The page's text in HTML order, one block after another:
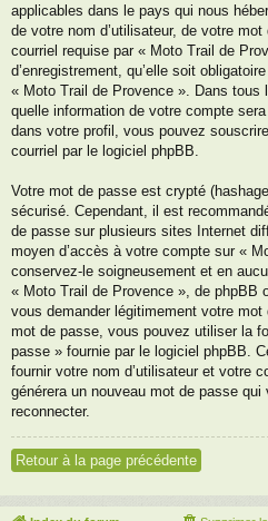
applicables dans le pays qui nous
de votre nom d’utilisateur, de votre
courriel requise par « Moto Trail de
d’enregistrement, qu’elle soit
« Moto Trail de Provence ». Dans
quelle information de votre compte
dans votre profil, vous pouvez
courriel par le logiciel phpBB.
Votre mot de passe est crypté
sécurisé. Cependant, il est
de passe sur plusieurs sites Internet
moyen d’accès à votre compte sur «
conservez-le soigneusement et en
« Moto Trail de Provence », de phpBB
vous demander légitimement votre
mot de passe, vous pouvez utiliser la
passe » fournie par le logiciel phpBB.
fournir votre nom d’utilisateur et votre
générera un nouveau mot de passe
reconnecter.
Retour à la page précédente